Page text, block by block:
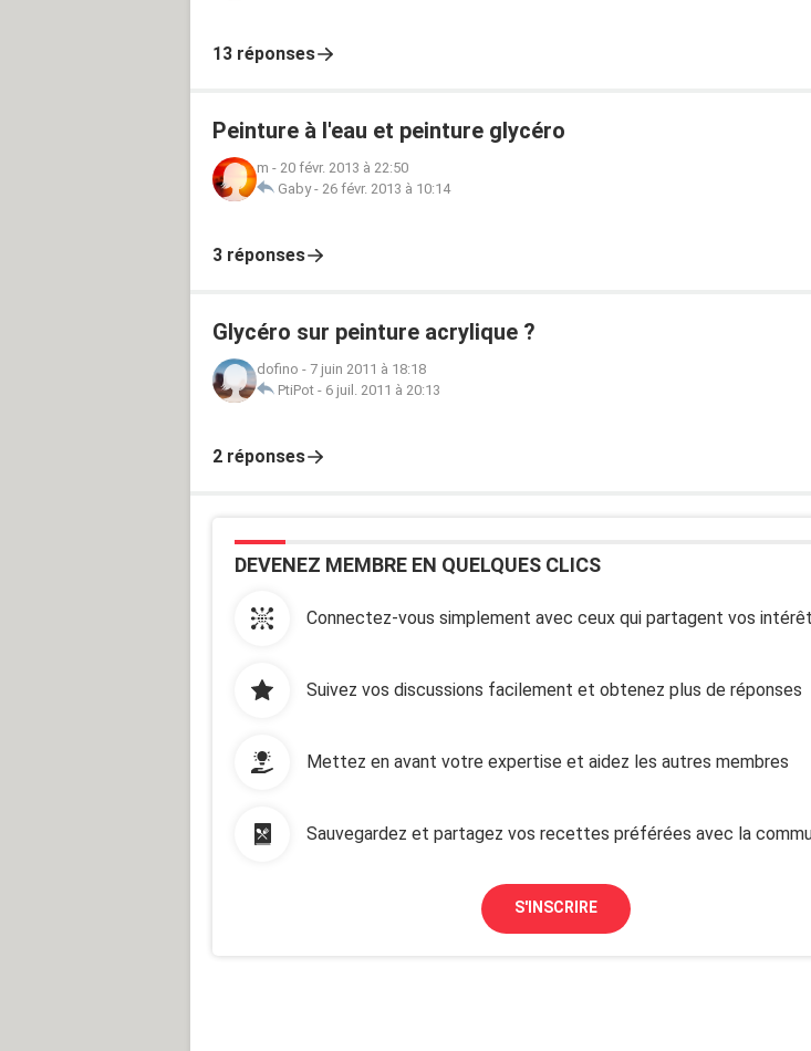
13 réponses
Peinture à l'eau et peinture glycéro
m - 20 févr. 2013 à 22:50
Gaby- 26 févr. 2013 à 10:14
3 réponses
Glycéro sur peinture acrylique ?
dofino - 7 juin 2011 à 18:18
PtiPot - 6 juil. 2011 à 20:13
2 réponses
DEVENEZ MEMBRE EN QUELQUES CLICS
Connectez-vous simplement avec ceux qui partagent vos
Suivez vos discussions facilement et obtenez plus de réponses
Mettez en avant votre expertise et aidez les autres membres
Sauvegardez et partagez vos recettes préférées avec la
S'INSCRIRE